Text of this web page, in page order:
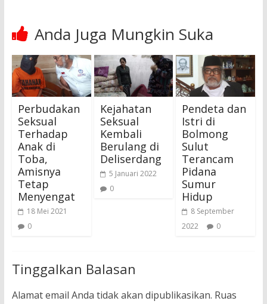
Anda Juga Mungkin Suka
Perbudakan
Seksual
Terhadap
Anak di
Toba,
Amisnya
Tetap
Menyengat
18 Mei 2021
0
Kejahatan
Seksual
Kembali
Berulang di
Deliserdang
5 Januari 2022
0
Pendeta dan
Istri di
Bolmong
Sulut
Terancam
Pidana
Sumur
Hidup
8 September
2022
0
Tinggalkan Balasan
Alamat email Anda tidak akan dipublikasikan. Ruas